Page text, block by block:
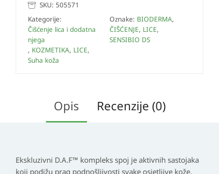
SKU: 505571
Kategorije:
Čišćenje lica i dodatna
njega
, KOZMETIKA, LICE,
Suha koža
Oznake: BIODERMA,
ČIŠĆENJE, LICE,
SENSIBIO DS
Opis Recenzije (0)
Ekskluzivni D.A.F™ kompleks spoj je aktivnih sastojaka
koji podižu prag podnošljivosti svake osjetljive kože.